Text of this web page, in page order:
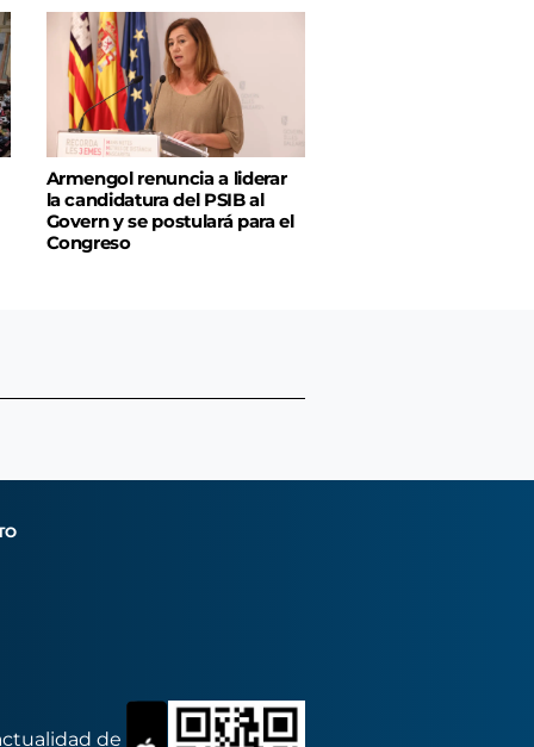
Armengol renuncia a liderar
la candidatura del PSIB al
Govern y se postulará para el
Congreso
de